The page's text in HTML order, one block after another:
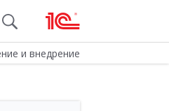
и внедрение